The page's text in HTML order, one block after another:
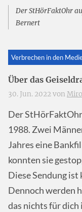
Der StHörFaktOhr
Bernert
Verbrechen in den
Über das
30. Jun. 2022 von
Der
1988. Zwei
Jahres eine
konnten sie
Diese Sendung
Dennoch werden
das nichts für dich